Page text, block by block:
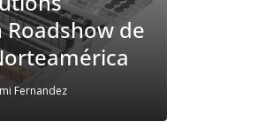
el bienestar y la
seguridad
agosto 7, 2026
allá del